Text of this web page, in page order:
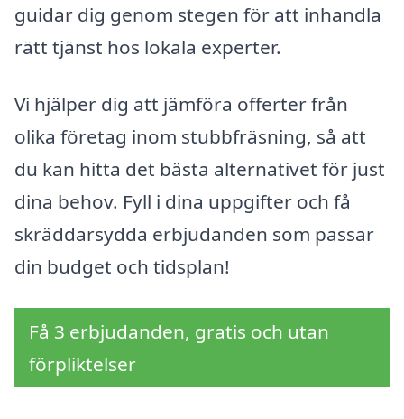
guidar dig genom stegen för att inhandla
rätt tjänst hos lokala experter.
Vi hjälper dig att jämföra offerter från
olika företag inom stubbfräsning, så att
du kan hitta det bästa alternativet för just
dina behov. Fyll i dina uppgifter och få
skräddarsydda erbjudanden som passar
din budget och tidsplan!
Få 3 erbjudanden, gratis och utan
förpliktelser